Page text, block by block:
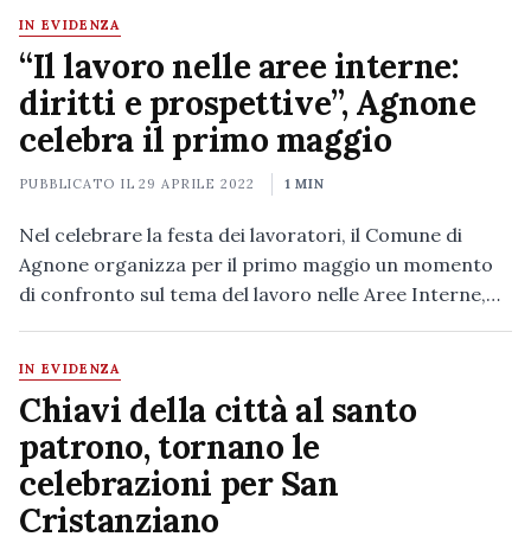
IN EVIDENZA
“Il lavoro nelle aree interne:
diritti e prospettive”, Agnone
celebra il primo maggio
PUBBLICATO IL29 APRILE 2022 1 MIN
Nel celebrare la festa dei lavoratori, il Comune di
Agnone organizza per il primo maggio un momento
di confronto sul tema del lavoro nelle Aree Interne,…
IN EVIDENZA
Chiavi della città al santo
patrono, tornano le
celebrazioni per San
Cristanziano